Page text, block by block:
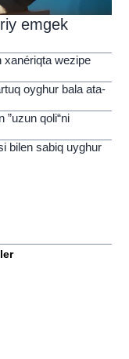
emgek
xanériqta wezipe
oyghur bala ata-
qoli“ni
bilen sabiq uyghur